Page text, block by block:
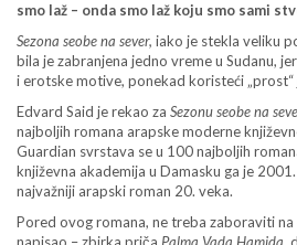
smo laž – onda smo laž koju smo sami
Sezona seobe na sever, iako je stekla veliku
bila je zabranjena jedno vreme u Sudanu,
i erotske motive, ponekad koristeći „prost“
Edvard Said je rekao za Sezonu seobe na
najboljih romana arapske moderne
Guardian svrstava se u 100 najboljih
književna akademija u Damasku ga je
najvažniji arapski roman 20. veka.
Pored ovog romana, ne treba zaboraviti na